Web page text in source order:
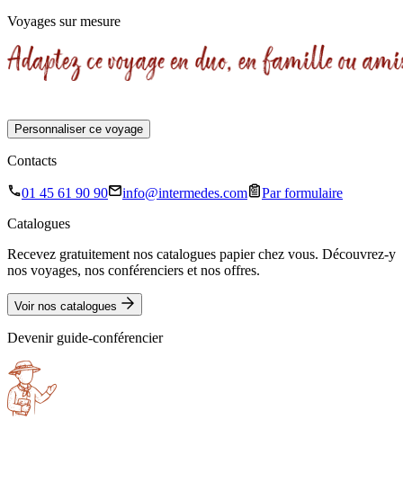
18 jours
Départ garanti
18 jours
Voyages sur mesure
Personnaliser ce voyage
Contacts
01 45 61 90 90 info@intermedes.com
Par formulaire
Catalogues
Recevez gratuitement nos catalogues papier chez vous. Découvrez-y
nos voyages, nos conférenciers et nos offres.
Voir nos catalogues
Devenir guide-conférencier